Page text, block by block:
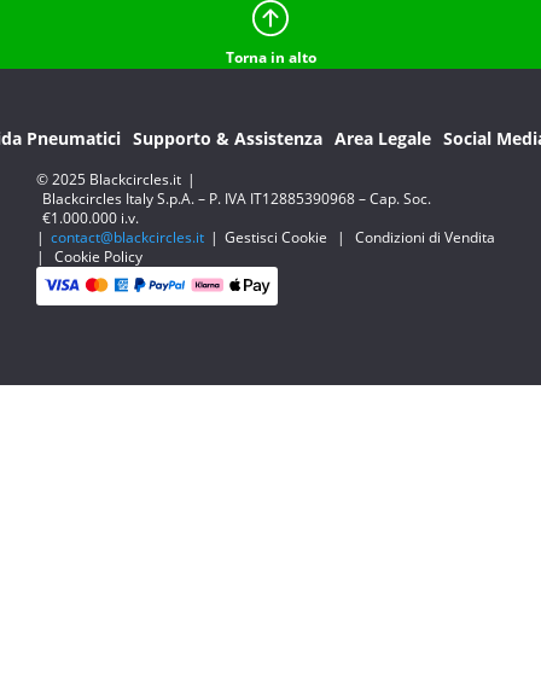
Torna in alto
Pneumatici Supporto & Assistenza Area Legale Social
© 2025 Blackcircles.it |
Blackcircles Italy S.p.A. – P. IVA IT12885390968 – Cap. Soc.
€1.000.000 i.v.
| contact@blackcircles.it | Gestisci Cookie |
Condizioni di Vendita
|
Cookie Policy